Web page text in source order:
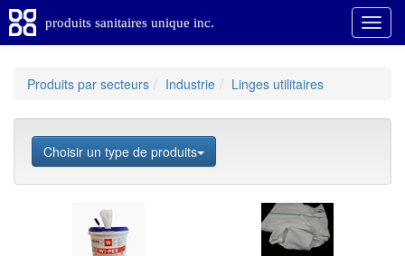
produits sanitaires unique inc.
Produits par secteurs Industrie Linges utilitaires
Choisir un type de produits